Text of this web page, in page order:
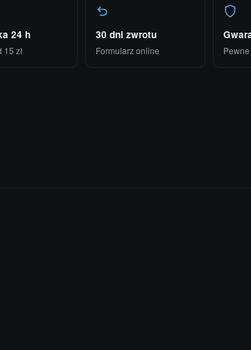
24 h
15 zł
30 dni zwrotu
Formularz online Pewne